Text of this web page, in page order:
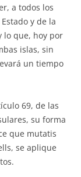
a todos los
y de la
lo que, hoy por
islas, sin
un tiempo
69, de las
su forma
que mutatis
se aplique